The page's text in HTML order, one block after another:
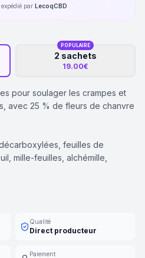
par LecoqCBD
POPULAIRE
2 sachets
19.00€
pour soulager les crampes et
avec 25 % de fleurs de chanvre
feuilles de
mille-feuilles, alchémille,
Qualité
Direct producteur
Paiement